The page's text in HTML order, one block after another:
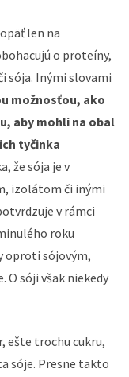
len na
o proteíny,
sója. Inými slovami
možnosťou, ako
aby mohli na obal
tyčinka
že sója je v
izolátom či inými
v rámci
roku
oproti sójovým,
O sóji však niekedy
ešte trochu cukru,
sóje. Presne takto